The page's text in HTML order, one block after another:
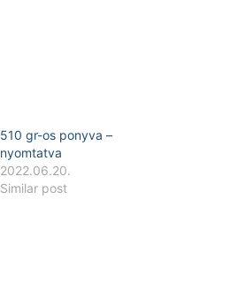
510 gr-os ponyva –
nyomtatva
2022.06.20.
Similar post